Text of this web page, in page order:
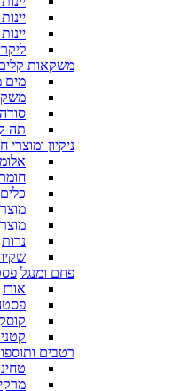
משקאות
מים
תה
ניקיון ומוצרי
נרות
פחם ומנגל
אורז
רטבים